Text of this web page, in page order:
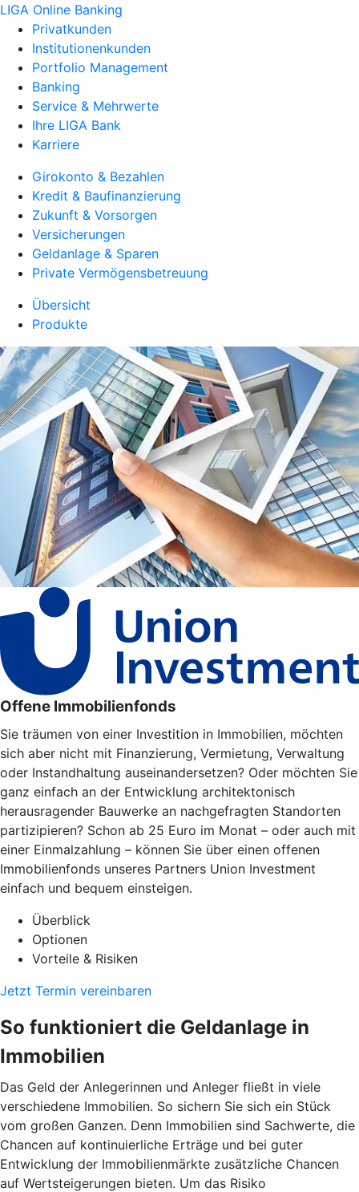
LIGA Online Banking
Privatkunden
Institutionenkunden
Portfolio Management
Banking
Service & Mehrwerte
Ihre LIGA Bank
Karriere
Girokonto & Bezahlen
Kredit & Baufinanzierung
Zukunft & Vorsorgen
Versicherungen
Geldanlage & Sparen
Private Vermögensbetreuung
Übersicht
Produkte
Offene Immobilienfonds
Sie träumen von einer Investition in Immobilien, möchten
sich aber nicht mit Finanzierung, Vermietung, Verwaltung
oder Instandhaltung auseinandersetzen? Oder möchten Sie
ganz einfach an der Entwicklung architektonisch
herausragender Bauwerke an nachgefragten Standorten
partizipieren? Schon ab 25 Euro im Monat – oder auch mit
einer Einmalzahlung – können Sie über einen offenen
Immobilienfonds unseres Partners Union Investment
einfach und bequem einsteigen.
Überblick
Optionen
Vorteile & Risiken
Jetzt Termin vereinbaren
So funktioniert die Geldanlage in
Immobilien
Das Geld der Anlegerinnen und Anleger fließt in viele
verschiedene Immobilien. So sichern Sie sich ein Stück
vom großen Ganzen. Denn Immobilien sind Sachwerte, die
Chancen auf kontinuierliche Erträge und bei guter
Entwicklung der Immobilienmärkte zusätzliche Chancen
auf Wertsteigerungen bieten. Um das Risiko